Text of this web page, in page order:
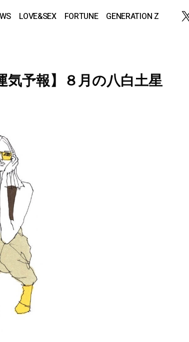
LOVE&SEX FORTUNE GENERATION Z
気予報】８月の八白土星